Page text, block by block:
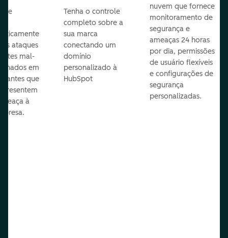
e
ataques
mal-
em
antes que
à
Tenha o controle
completo sobre a
sua marca
conectando um
domínio
personalizado à
HubSpot
nuvem que fornece
monitoramento de
segurança e
ameaças 24 horas
por dia, permissões
de usuário flexíveis
e configurações de
segurança
personalizadas.